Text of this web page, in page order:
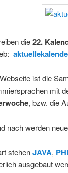
die22.
ist die
mit
, bzw. die
nach werden
stehenJAVA,
ausgebaut